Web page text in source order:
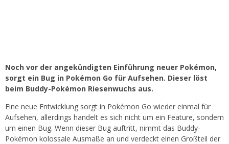
Noch vor der angekündigten Einführung neuer Pokémon,
sorgt ein Bug in Pokémon Go für Aufsehen. Dieser löst
beim Buddy-Pokémon Riesenwuchs aus.
Eine neue Entwicklung sorgt in Pokémon Go wieder einmal für
Aufsehen, allerdings handelt es sich nicht um ein Feature, sondern
um einen Bug. Wenn dieser Bug auftritt, nimmt das Buddy-
Pokémon kolossale Ausmaße an und verdeckt einen Großteil der